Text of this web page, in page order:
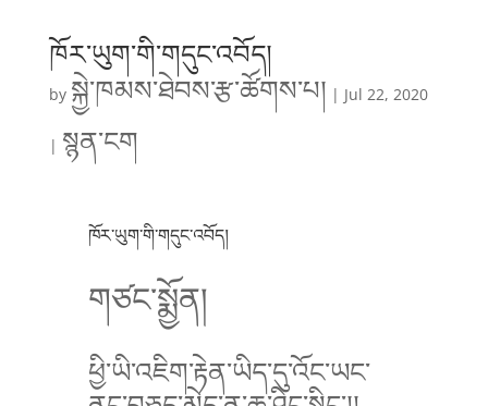
ཁོར་ཡུག་གི་གདུང་འབོད།
by སྐྱེ་ཁམས་ཐེབས་རྩ་ཚོགས་པ། | Jul 22, 2020
| སྙན་ངག
ཁོར་ཡུག་གི་གདུང་འབོད།
གཙང་སྨྱོན།
ཕྱི་ཡི་འཇིག་རྟེན་ཡིད་དུ་འོང་ཡང་